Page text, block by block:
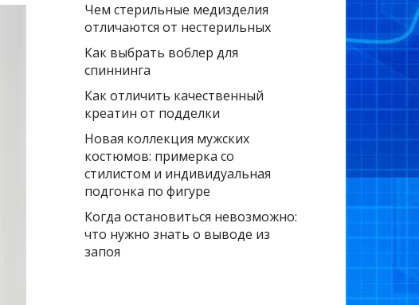
Чем стерильные медизделия
отличаются от нестерильных
Как выбрать воблер для
спиннинга
Как отличить качественный
креатин от подделки
Новая коллекция мужских
костюмов: примерка со
стилистом и индивидуальная
подгонка по фигуре
Когда остановиться невозможно:
что нужно знать о выводе из
запоя